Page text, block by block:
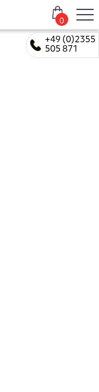
+49 (0)2355
505 871
0